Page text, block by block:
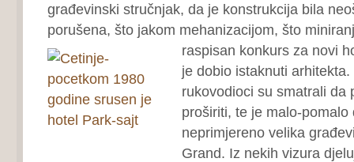
građevinski stručnjak, da je konstrukcija bila
porušena, što jakom mehanizacijom, što
raspisan konkurs za novi
je dobio istaknuti
rukovodioci su smatrali da
proširiti, te je malo-pomalo
neprimjereno velika
Grand. Iz nekih vizura